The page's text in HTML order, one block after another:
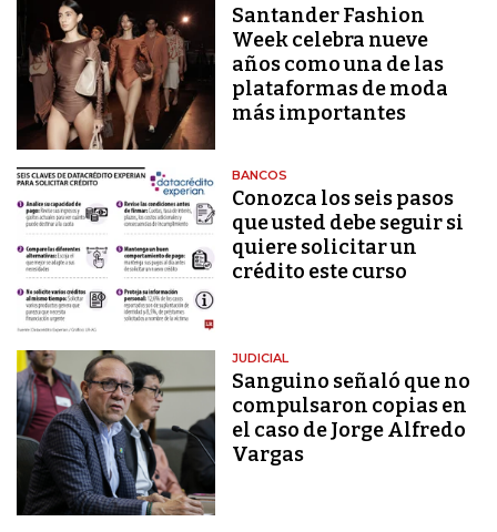
Santander Fashion
Week celebra nueve
años como una de las
plataformas de moda
más importantes
BANCOS
Conozca los seis pasos
que usted debe seguir si
quiere solicitar un
crédito este curso
JUDICIAL
Sanguino señaló que no
compulsaron copias en
el caso de Jorge Alfredo
Vargas